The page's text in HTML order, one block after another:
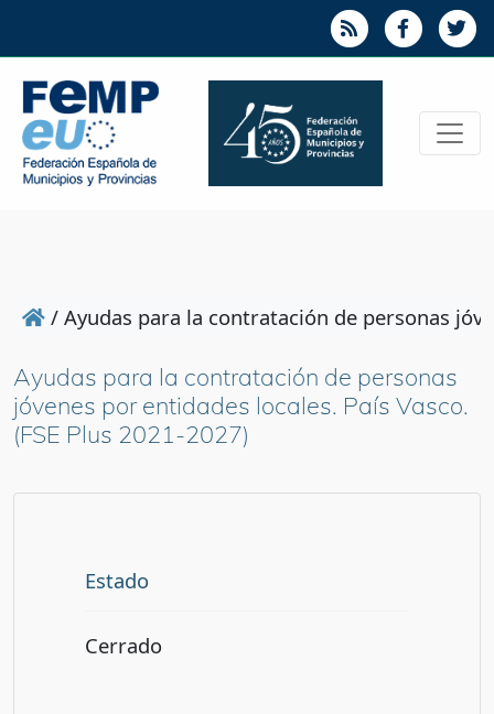
/ Ayudas para la contratación de personas
Ayudas para la contratación de personas
jóvenes por entidades locales. País Vasco.
(FSE Plus 2021-2027)
Estado
Cerrado